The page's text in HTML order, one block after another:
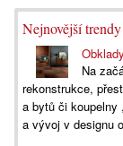
Nejnovější
Na
rekonstrukce,
a bytů či
a vývoj v designu